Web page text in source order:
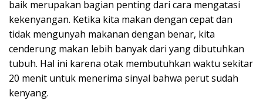
baik merupakan bagian penting dari cara mengatasi
kekenyangan. Ketika kita makan dengan cepat dan
tidak mengunyah makanan dengan benar, kita
cenderung makan lebih banyak dari yang dibutuhkan
tubuh. Hal ini karena otak membutuhkan waktu sekitar
20 menit untuk menerima sinyal bahwa perut sudah
kenyang.